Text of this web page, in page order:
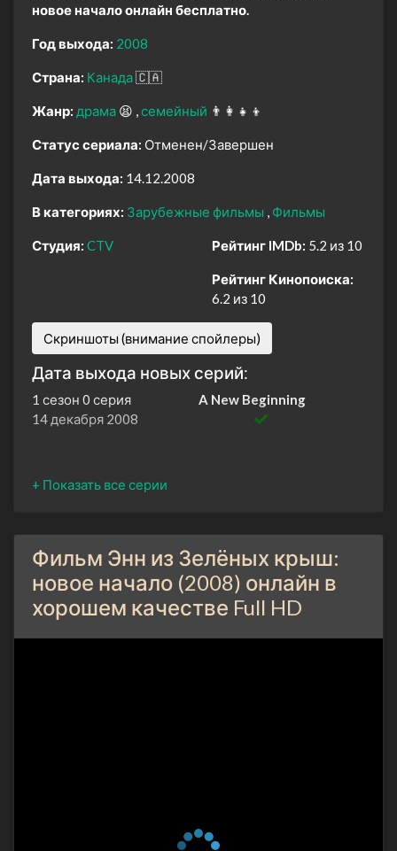
новое начало онлайн бесплатно.
Год выхода: 2008
Страна: Канада🇨🇦
Жанр: драма 😫 семейный 👨‍👩‍👧‍👦
Статус сериала: Отменен/Завершен
Дата выхода: 14.12.2008
В категориях: Зарубежные фильмы Фильмы
Студия: CTV Рейтинг IMDb: 5.2 из 10
Рейтинг Кинопоиска:
6.2 из 10
Скриншоты (внимание спойлеры)
Дата выхода новых серий:
1 сезон 0 серия
A New Beginning
14 декабря 2008
Фильм Энн из Зелёных крыш:
новое начало (2008) онлайн в
хорошем качестве Full HD